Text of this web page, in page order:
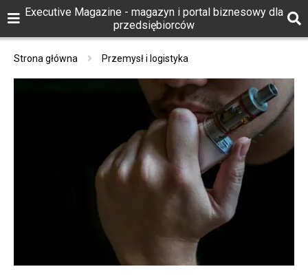
Executive Magazine - magazyn i portal biznesowy dla
przedsiębiorców
Strona główna Przemysł i logistyka